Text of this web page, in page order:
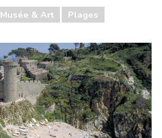
Musée & Art Plages